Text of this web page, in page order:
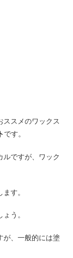
ススメのワックス
です。
ルですが、ワック
す。
う。
が、一般的には塗